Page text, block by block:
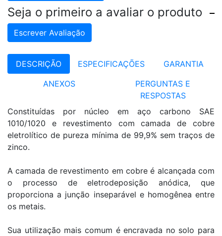
Seja o primeiro a avaliar o produto
Escrever Avaliação
DESCRIÇÃO ESPECIFICAÇÕES
GARANTIA
ANEXOS
PERGUNTAS E
RESPOSTAS
Constituídas por núcleo em aço carbono SAE
1010/1020 e revestimento com camada de cobre
eletrolítico de pureza mínima de 99,9% sem traços de
zinco.
A camada de revestimento em cobre é alcançada com
o processo de eletrodeposição anódica, que
proporciona a junção inseparável e homogênea entre
os metais.
Sua utilização mais comum é encravada no solo para